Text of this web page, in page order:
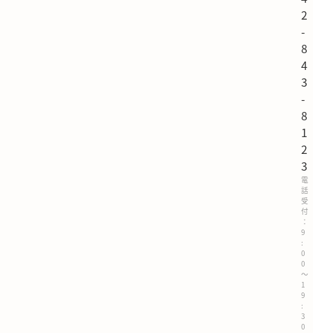
2
-
8
4
3
-
8
1
2
3
電
話
受
付
：
9
:
0
0
～
1
9
:
3
0